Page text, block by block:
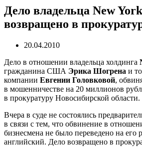
Дело владельца New
возвращено в
20.04.2010
Дело в отношении владельца холдинга
гражданина США Эрика Шогрена и
компании Евгении Головковой,
в мошенничестве на 20 миллионов
в прокуратуру Новосибирской области.
Вчера в суде не состоялись
в связи с тем, что обвинение в
бизнесмена не было переведено на
английский. Дело возвращено в